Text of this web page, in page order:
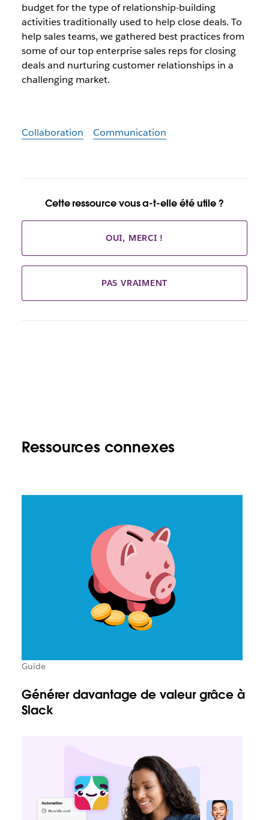
budget for the type of relationship-building
activities traditionally used to help close deals. To
help sales teams, we gathered best practices from
some of our top enterprise sales reps for closing
deals and nurturing customer relationships in a
challenging market.
Collaboration Communication
Cette ressource vous a-t-elle été utile ?
OUI, MERCI !
PAS VRAIMENT
Ressources connexes
Guide
Générer davantage de valeur grâce à
Slack